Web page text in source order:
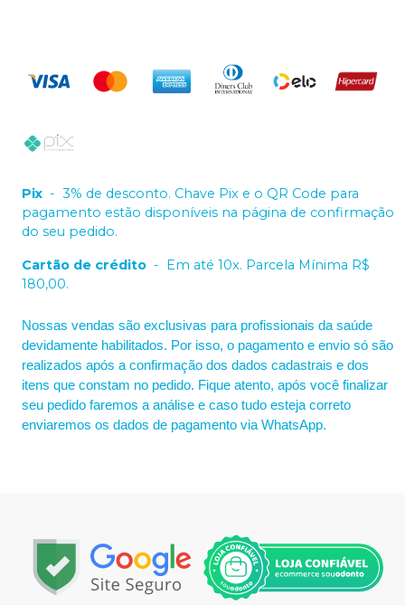
Pix - 3% de desconto. Chave Pix e o QR Code para
pagamento estão disponíveis na página de confirmação
do seu pedido.
Cartão de crédito - Em até 10x. Parcela Mínima R$
180,00.
Nossas vendas são exclusivas para profissionais da saúde
devidamente habilitados. Por isso, o pagamento e envio só são
realizados após a confirmação dos dados cadastrais e dos
itens que constam no pedido. Fique atento, após você finalizar
seu pedido faremos a análise e caso tudo esteja correto
enviaremos os dados de pagamento via WhatsApp.